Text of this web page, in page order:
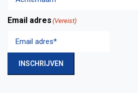
Achternaam
Email adres (Vereist)
INSCHRIJVEN